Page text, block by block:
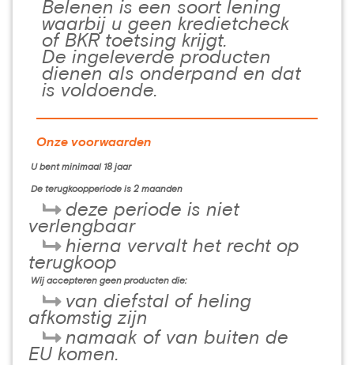
Belenen is een soort lening
waarbij u geen kredietcheck
of BKR toetsing krijgt.
De ingeleverde producten
dienen als onderpand en dat
is voldoende.
Onze voorwaarden
U bent minimaal 18 jaar
De terugkoopperiode is 2 maanden
deze periode is niet
verlengbaar
hierna vervalt het recht op
terugkoop
Wij accepteren geen producten die:
van diefstal of heling
afkomstig zijn
namaak of van buiten de
EU komen.